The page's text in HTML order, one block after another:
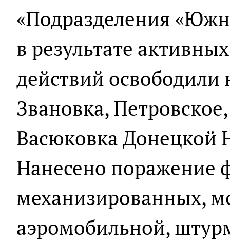
«Подразделения
в результате
действий
Звановка,
Васюковка Донецкой
Нанесено поражение
механизированных,
аэромобильной,